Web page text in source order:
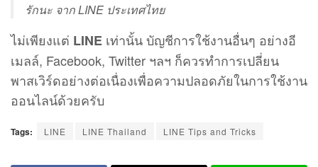
รักนะ จาก LINE ประเทศไทย
ไม่เพียงแต่ LINE เท่านั้น บัญชีการใช้งานอื่นๆ อย่างอี
เมลล์, Facebook, Twitter ฯลฯ ก็ควรทำการเปลี่ยน
พาสเวิร์ดอย่างต่อเนื่องเพื่อความปลอดภัยในการใช้งาน
ออนไลน์ด้วยครับ
Tags: LINE LINE Thailand LINE Tips and Tricks